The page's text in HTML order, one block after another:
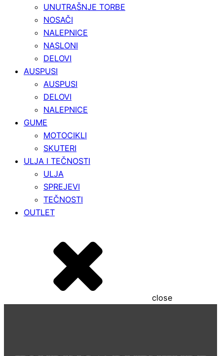
UNUTRAŠNJE TORBE
NOSAČI
NALEPNICE
NASLONI
DELOVI
AUSPUSI
AUSPUSI
DELOVI
NALEPNICE
GUME
MOTOCIKLI
SKUTERI
ULJA I TEČNOSTI
ULJA
SPREJEVI
TEČNOSTI
OUTLET
close